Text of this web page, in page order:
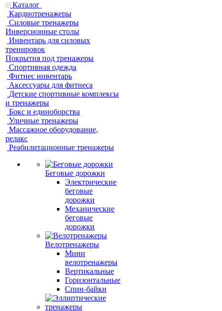
Каталог
Кардиотренажеры
Силовые тренажеры
Инверсионные столы
Инвентарь для силовых
тренировок
Покрытия под тренажеры
Спортивная одежда
Фитнес инвентарь
Аксессуары для фитнеса
Детские спортивные комплексы
и тренажеры
Бокс и единоборства
Уличные тренажеры
Массажное оборудование,
релакс
Реабилитационные тренажеры
Беговые дорожки
Электрические
беговые
дорожки
Механические
беговые
дорожки
Велотренажеры
Мини
велотренажеры
Вертикальные
Горизонтальные
Спин-байки